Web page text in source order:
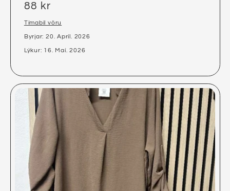
88 kr
Tímabil vöru
Byrjar: 20. Apríl. 2026
Lýkur: 16. Maí. 2026